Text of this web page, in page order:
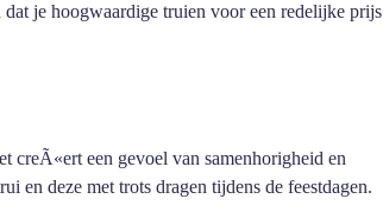
je hoogwaardige truien voor een redelijke prijs
creÃ«ert een gevoel van samenhorigheid en
en deze met trots dragen tijdens de feestdagen.